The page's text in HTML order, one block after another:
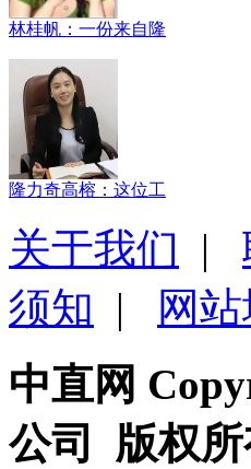
林桂帆：一份来自隆
隆力奇高榕：这位工
关于我们 |
须知 |
网
中直网
公司 版权所